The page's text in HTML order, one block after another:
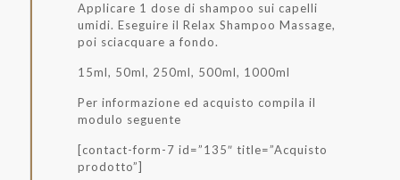
Applicare 1 dose di shampoo sui capelli
umidi. Eseguire il Relax Shampoo Massage,
poi sciacquare a fondo.
15ml, 50ml, 250ml, 500ml, 1000ml
Per informazione ed acquisto compila il
modulo seguente
[contact-form-7 id=”135″ title=”Acquisto
prodotto”]